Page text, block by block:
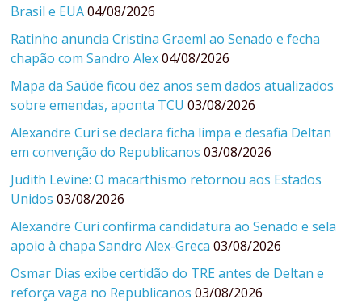
Brasil e EUA 04/08/2026
Ratinho anuncia Cristina Graeml ao Senado e fecha
chapão com Sandro Alex 04/08/2026
Mapa da Saúde ficou dez anos sem dados atualizados
sobre emendas, aponta TCU 03/08/2026
Alexandre Curi se declara ficha limpa e desafia Deltan
em convenção do Republicanos 03/08/2026
Judith Levine: O macarthismo retornou aos Estados
Unidos 03/08/2026
Alexandre Curi confirma candidatura ao Senado e sela
apoio à chapa Sandro Alex-Greca 03/08/2026
Osmar Dias exibe certidão do TRE antes de Deltan e
reforça vaga no Republicanos 03/08/2026